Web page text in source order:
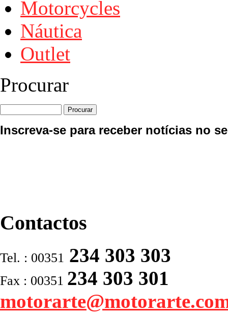
Motorcycles
Náutica
Outlet
Procurar
Inscreva-se para receber notícias no
Contactos
Tel. : 00351 234 303 303
Fax : 00351 234 303 301